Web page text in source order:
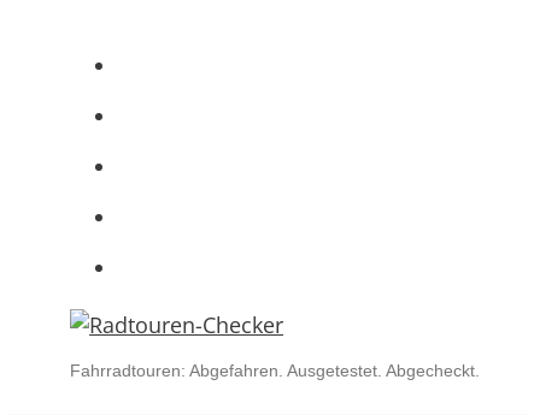
Fahrradtouren: Abgefahren. Ausgetestet. Abgecheckt.